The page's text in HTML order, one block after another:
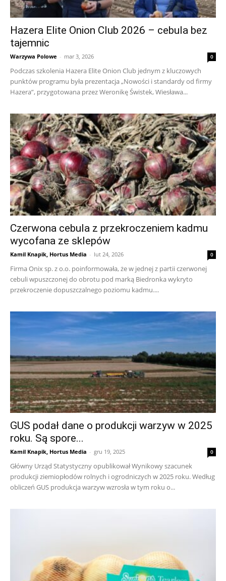
Hazera Elite Onion Club 2026 – cebula bez
tajemnic
Warzywa Polowe - mar 3, 2026 0
Podczas szkolenia Hazera Elite Onion Club jednym z kluczowych
punktów programu była prezentacja „Nowości i standardy od firmy
Hazera”, przygotowana przez Weronikę Świstek, Wiesława...
Czerwona cebula z przekroczeniem kadmu
wycofana ze sklepów
Kamil Knapik, Hortus Media - lut 24, 2026 0
Firma Onix sp. z o.o. poinformowała, że w jednej z partii czerwonej
cebuli wpuszczonej do obrotu pod marką Biedronka wykryto
przekroczenie dopuszczalnego poziomu kadmu....
GUS podał dane o produkcji warzyw w 2025
roku. Są spore...
Kamil Knapik, Hortus Media - gru 19, 2025 0
Główny Urząd Statystyczny opublikował Wynikowy szacunek
produkcji ziemiopłodów rolnych i ogrodniczych w 2025 roku. Według
obliczeń GUS produkcja warzyw wzrosła w tym roku o...